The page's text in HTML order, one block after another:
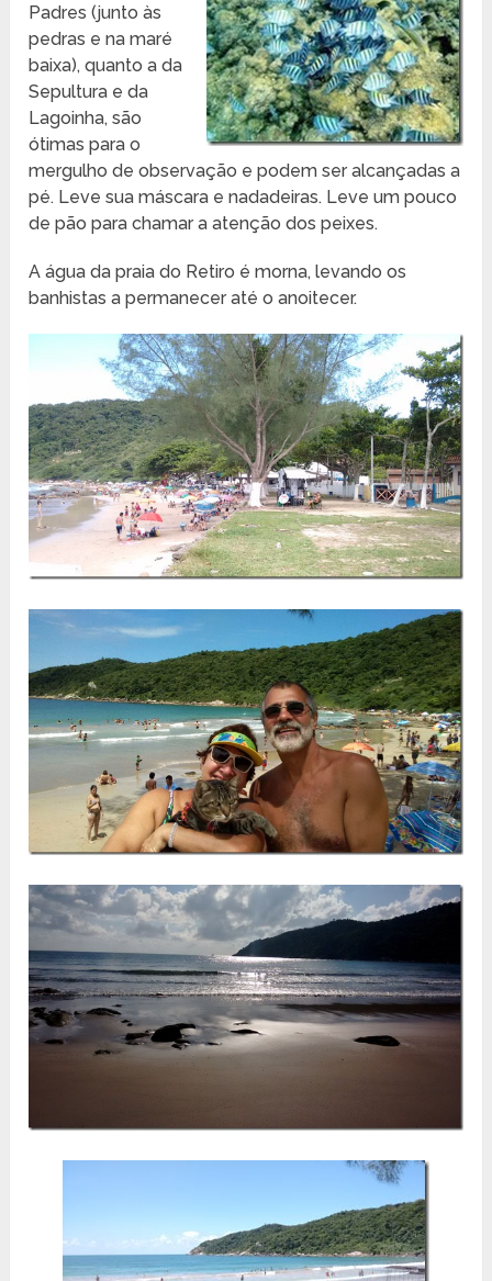
Padres (junto às
pedras e na maré
baixa), quanto a da
Sepultura e da
Lagoinha, são
ótimas para o
mergulho de observação e podem ser alcançadas a
pé. Leve sua máscara e nadadeiras. Leve um pouco
de pão para chamar a atenção dos peixes.
A água da praia do Retiro é morna, levando os
banhistas a permanecer até o anoitecer.